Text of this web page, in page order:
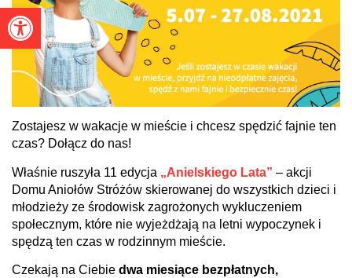
Otwórz pasek narzędzi
Zostajesz w wakacje w mieście i chcesz spędzić fajnie ten
czas? Dołącz do nas!
Właśnie ruszyła 11 edycja „Anielskiego Lata” – akcji
Domu Aniołów Stróżów skierowanej do wszystkich dzieci i
młodzieży ze środowisk zagrożonych wykluczeniem
społecznym, które nie wyjeżdżają na letni wypoczynek i
spędzą ten czas w rodzinnym mieście.
Czekają na Ciebie dwa miesiące bezpłatnych,